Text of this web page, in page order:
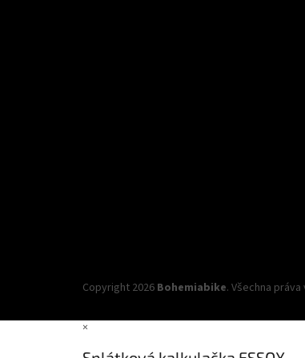
Copyright 2026 Bohemiabike. Všechna
×